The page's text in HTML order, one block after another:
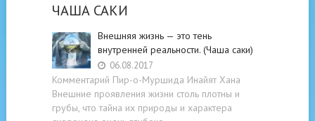
ЧАША САКИ
Внешняя жизнь — это тень
внутренней реальности. (Чаша саки)
06.08.2017
Комментарий Пир-о-Муршида Инайят Хана
Внешние проявления жизни столь плотны и
грубы, что тайна их природы и характера